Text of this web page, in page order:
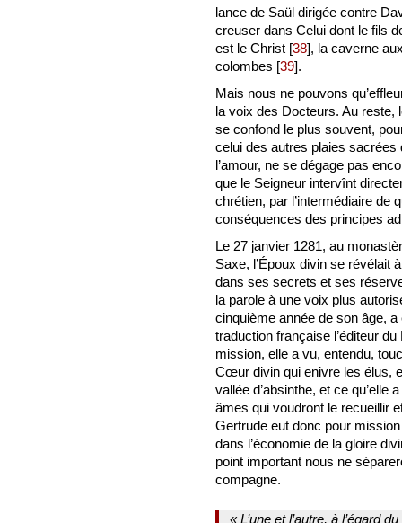
lance de Saül dirigée contre
creuser dans Celui dont le fils
est le Christ [38], la caverne
colombes [39].
Mais nous ne pouvons
la voix des Docteurs. Au reste,
se confond le plus souvent,
celui des autres plaies
l’amour, ne se dégage pas
que le Seigneur intervînt
chrétien, par l’intermédiaire de
conséquences des principes
Le 27 janvier 1281, au
Saxe, l’Époux divin se révélait
dans ses secrets et ses
la parole à une voix plus
cinquième année de son âge,
traduction française l’éditeur
mission, elle a vu, entendu,
Cœur divin qui enivre les élus,
vallée d’absinthe, et ce qu’elle
âmes qui voudront le recueillir
Gertrude eut donc pour
dans l’économie de la gloire
point important nous ne
compagne.
« L’une et l’autre, à l’égard